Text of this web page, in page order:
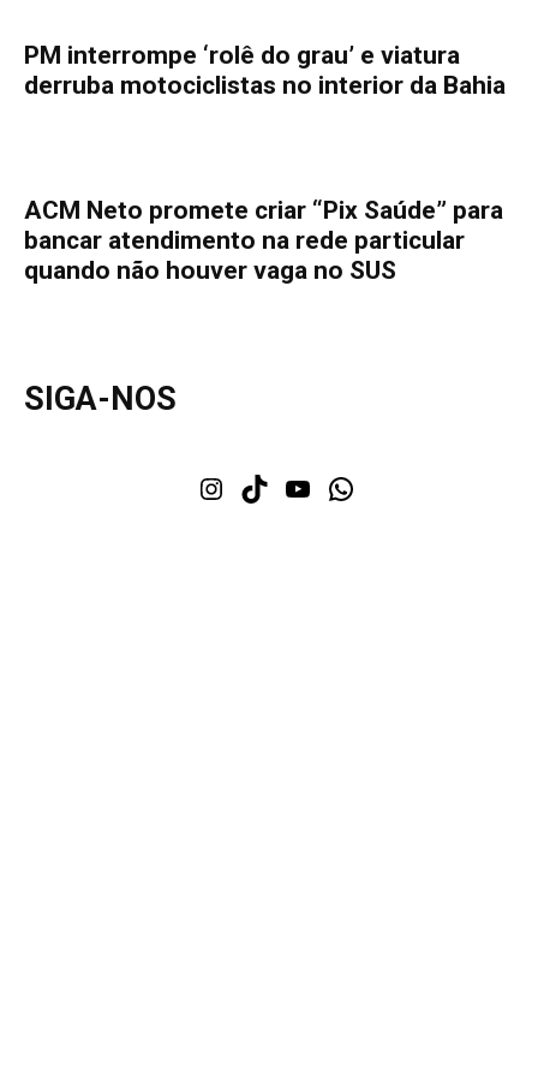
PM interrompe ‘rolê do grau’ e viatura
derruba motociclistas no interior da Bahia
ACM Neto promete criar “Pix Saúde” para
bancar atendimento na rede particular
quando não houver vaga no SUS
SIGA-NOS
Instagram
TikTok Youtube